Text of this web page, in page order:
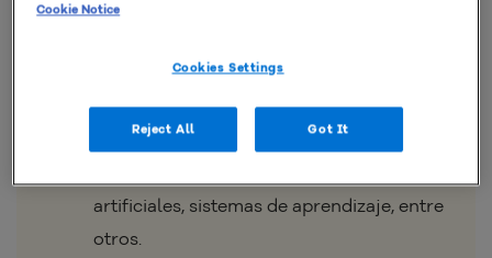
de diferentes tecnologías
capacidad humana relacionada con la
inteligencia. Este conjunto involucra, por
artificiales, sistemas de aprendizaje, entre
otros.
Cookie Notice
Cookies Settings
Reject All Got It